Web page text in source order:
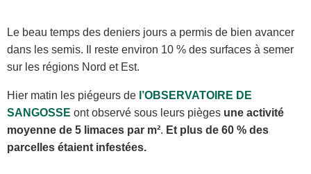
Le beau temps des deniers jours a permis de bien avancer
dans les semis. Il reste environ 10 % des surfaces à semer
sur les régions Nord et Est.
Hier matin les piégeurs de l’OBSERVATOIRE DE
SANGOSSE ont observé sous leurs pièges une activité
moyenne de 5 limaces par m². Et plus de 60 % des
parcelles étaient infestées.